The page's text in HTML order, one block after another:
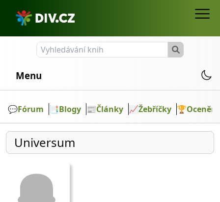
Menu
💬️Fórum 📑Blogy 📰Články 📈Žebříčky 🏆Ocenění
Universum